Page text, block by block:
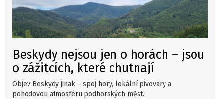
Beskydy nejsou jen o horách – jsou
o zážitcích, které chutnají
Objev Beskydy jinak – spoj hory, lokální pivovary a
pohodovou atmosféru podhorských měst.